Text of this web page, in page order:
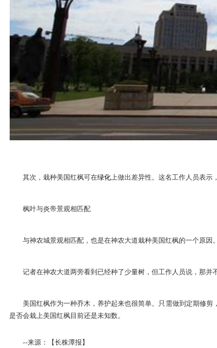
其次，栽种美国红枫可在绿化上做出差异性。这名工作人员表示
枫叶与炎帝景观相匹配
与神农城景观相匹配，也是在神农大道栽种美国红枫的一个原
记者在神农大道两旁看到已经种了少量树，但工作人员说，那
美国红枫作为一种乔木，养护起来也很简单。只需做到定期修
是否会栽上美国红枫目前还是未知数。
--来源：【长株潭报】